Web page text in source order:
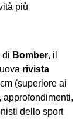
più
di Bomber, il
rivista
(superiore ai
approfondimenti,
dello sport